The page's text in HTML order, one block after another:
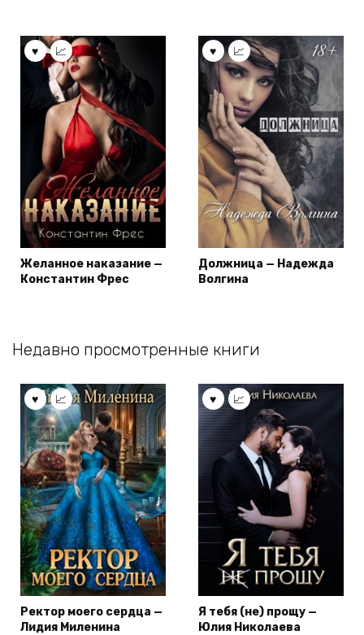
Желанное наказание —
Константин Фрес
Должница — Надежда
Волгина
Недавно просмотренные книги
Ректор моего сердца —
Лидия Миленина
Я тебя (не) прощу —
Юлия Николаева